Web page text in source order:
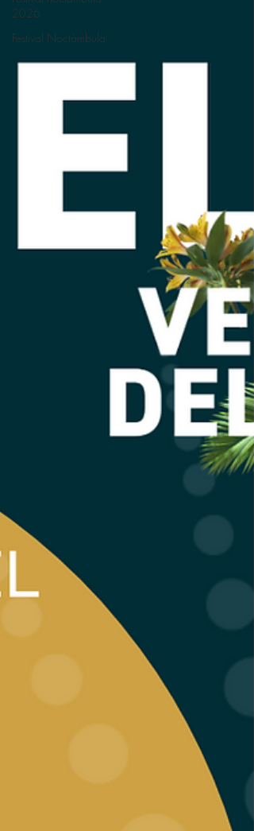
2026
Festival Noctámbula